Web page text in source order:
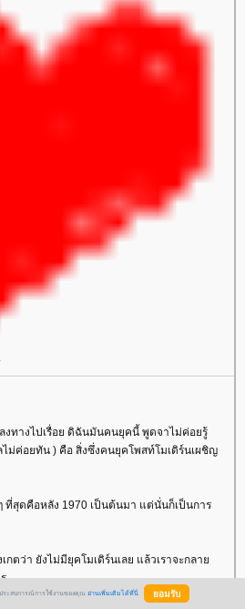
ทางไปเรื่อย ดิฉันมันคนยุคนี้ พูดจาไม่ค่อยรู้
ไม่ค่อยทัน ) คือ สิ่งซึ่งคนยุคโพสท์โมเดิร์นเผชิญ
ที่สุดคือหลัง 1970 เป็นต้นมา แต่นั่นก็เป็นการ
กตว่า ยังไม่มียุคโมเดิร์นเลย แล้วเราจะกลา
ระสบการณ์การใช้งานของคุณ อ่านเพิ่มเติมได้ที่นี่